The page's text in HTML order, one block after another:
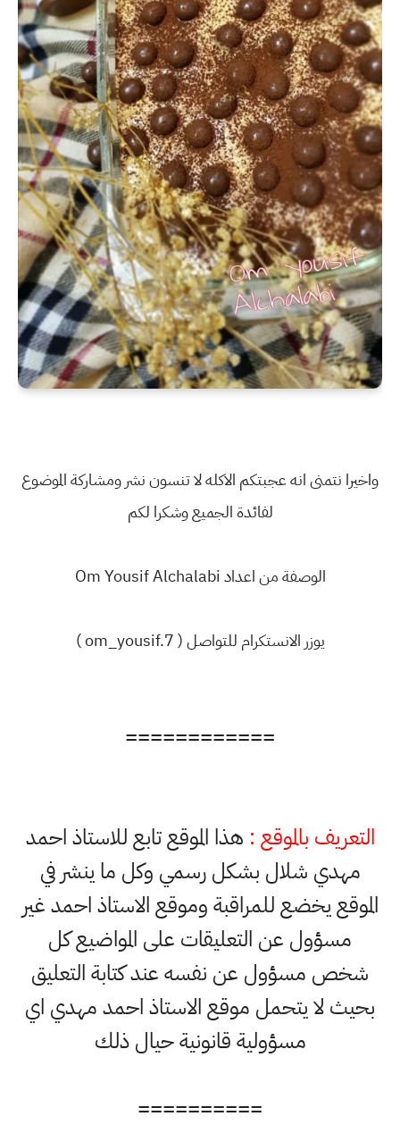
واخيرا نتمنى انه عجبتكم الاكله لا تنسون نشر ومشاركة الموضوع
لفائدة الجميع وشكرا لكم
الوصفة من اعداد Om Yousif Alchalabi
يوزر الانستكرام للتواصل ( om_yousif.7 )
============
التعريف بالموقع : هذا الموقع تابع للاستاذ احمد
مهدي شلال بشكل رسمي وكل ما ينشر في
الموقع يخضع للمراقبة وموقع الاستاذ احمد غير
مسؤول عن التعليقات على المواضيع كل
شخص مسؤول عن نفسه عند كتابة التعليق
بحيث لا يتحمل موقع الاستاذ احمد مهدي اي
مسؤولية قانونية حيال ذلك
==========